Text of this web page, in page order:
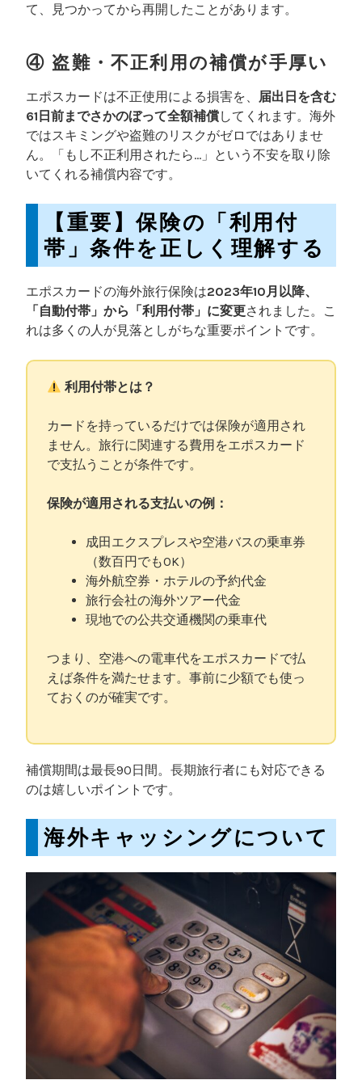
て、見つかってから再開したことがあります。
④ 盗難・不正利用の補償が手厚い
エポスカードは不正使用による損害を、
届出日を含む
61日前までさかのぼって全額補償してくれます。海外
ではスキミングや盗難のリスクがゼロではありませ
ん。「もし不正利用されたら…」という不安を取り除
いてくれる補償内容です。
【重要】保険の「利用付
帯」条件を正しく理解する
エポスカードの海外旅行保険は2023年10月以降、
「自動付帯」から「利用付帯」に変更されました。こ
れは多くの人が見落としがちな重要ポイントです。
利用付帯とは？
カードを持っているだけでは保険が適用され
ません。旅行に関連する費用をエポスカード
で支払うことが条件です。
保険が適用される支払いの例：
成田エクスプレスや空港バスの乗車券
（数百円でもOK）
海外航空券・ホテルの予約代金
旅行会社の海外ツアー代金
現地での公共交通機関の乗車代
つまり、空港への電車代をエポスカードで払
えば条件を満たせます。事前に少額でも使っ
ておくのが確実です。
補償期間は最長90日間。長期旅行者にも対応できる
のは嬉しいポイントです。
海外キャッシングについて